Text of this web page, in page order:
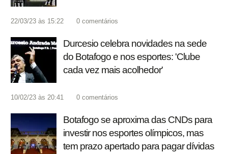
22/03/23 às 15:22 0 comentários
Durcesio celebra novidades na sede
do Botafogo e nos esportes: 'Clube
cada vez mais acolhedor'
10/02/23 às 20:41 0 comentários
Botafogo se aproxima das CNDs para
investir nos esportes olímpicos, mas
tem prazo apertado para pagar dívidas